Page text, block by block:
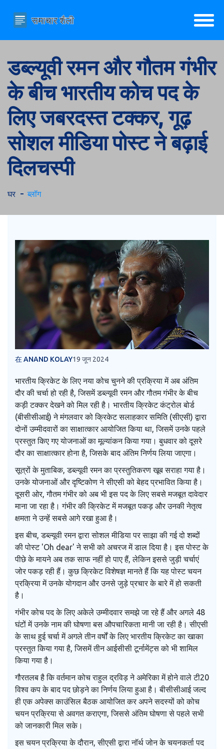
डब्ल्यूवी रमन और गौतम गंभीर
के बीच भारतीय कोच पद के
लिए जबरदस्त टक्कर, गूढ़
सोशल मीडिया पोस्ट ने बढ़ाई
दिलचस्पी
घर ब्लॉग
在 ANAND KOLAY19 जून 2024
भारतीय क्रिकेट के लिए नया कोच चुनने की प्रक्रिया में अब अंतिम
दौर की चर्चा हो रही है, जिसमें डब्ल्यूवी रमन और गौतम गंभीर के बीच
कड़ी टक्कर देखने को मिल रही है। भारतीय क्रिकेट कंट्रोल बोर्ड
(बीसीसीआई) ने मंगलवार को क्रिकेट सलाहकार समिति (सीएसी) द्वारा
दोनों उम्मीदवारों का साक्षात्कार आयोजित किया था, जिसमें उनके पहले
प्रस्तुत किए गए योजनाओं का मूल्यांकन किया गया। बुधवार को दूसरे
दौर का साक्षात्कार होना है, जिसके बाद अंतिम निर्णय लिया जाएगा।
सूत्रों के मुताबिक, डब्ल्यूवी रमन का प्रस्तुतिकरण खूब सराहा गया है।
उनके योजनाओं और दृष्टिकोण ने सीएसी को बेहद प्रभावित किया है।
दूसरी ओर, गौतम गंभीर को अब भी इस पद के लिए सबसे मजबूत दावेदार
माना जा रहा है। गंभीर की क्रिकेट में मजबूत पकड़ और उनकी नेतृत्व
क्षमता ने उन्हें सबसे आगे रखा हुआ है।
इस बीच, डब्ल्यूवी रमन द्वारा सोशल मीडिया पर साझा की गई दो शब्दों
की पोस्ट 'Oh dear' ने सभी को अचरज में डाल दिया है। इस पोस्ट के
पीछे के मायने अब तक साफ नहीं हो पाए हैं, लेकिन इससे जुड़ी चर्चाएं
जोर पकड़ रही हैं। कुछ क्रिकेट विशेषज्ञ मानते हैं कि यह पोस्ट चयन
प्रक्रिया में उनके योगदान और उनसे जुड़े प्रचार के बारे में हो सकती
है।
गंभीर कोच पद के लिए अकेले उम्मीदवार समझे जा रहे हैं और अगले 48
घंटों में उनके नाम की घोषणा बस औपचारिकता मानी जा रही है। सीएसी
के साथ हुई चर्चा में अगले तीन वर्षों के लिए भारतीय क्रिकेट का खाका
प्रस्तुत किया गया है, जिसमें तीन आईसीसी टूर्नामेंट्स को भी शामिल
किया गया है।
गौरतलब है कि वर्तमान कोच राहुल द्रविड़ ने अमेरिका में होने वाले टी20
विश्व कप के बाद पद छोड़ने का निर्णय लिया हुआ है। बीसीसीआई जल्द
ही एक अपेक्स काउंसिल बैठक आयोजित कर अपने सदस्यों को कोच
चयन प्रक्रिया से अवगत कराएगा, जिससे अंतिम घोषणा से पहले सभी
को जानकारी मिल सके।
इस चयन प्रक्रिया के दौरान, सीएसी द्वारा नॉर्थ जोन के चयनकर्ता पद